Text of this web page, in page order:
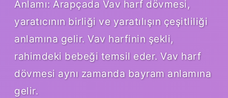
Anlamı: Arapçada Vav harf dövmesi,
yaratıcının birliği ve yaratılışın çeşitliliği
anlamına gelir. Vav harfinin şekli,
rahimdeki bebeği temsil eder. Vav harf
dövmesi aynı zamanda bayram anlamına
gelir.